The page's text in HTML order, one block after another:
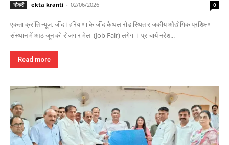
नौकरी ekta kranti - 02/06/2026 0
एकता क्रांति न्यूज, जींद।हरियाणा के जींद कैथल रोड स्थित राजकीय औद्योगिक प्रशिक्षण
संस्थान में आठ जून को रोजगार मेला (Job Fair) लगेगा। प्राचार्य नरेश...
Read more